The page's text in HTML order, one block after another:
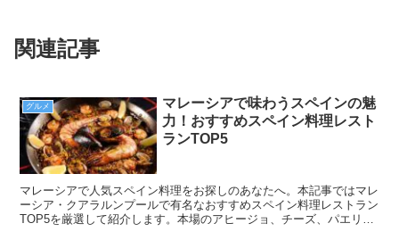
関連記事
グルメ
マレーシアで味わうスペインの魅
力！おすすめスペイン料理レスト
ランTOP5
マレーシアで人気スペイン料理をお探しのあなたへ。本記事ではマレ
ーシア・クアラルンプールで有名なおすすめスペイン料理レストラン
TOP5を厳選して紹介します。本場のアヒージョ、チーズ、パエリア